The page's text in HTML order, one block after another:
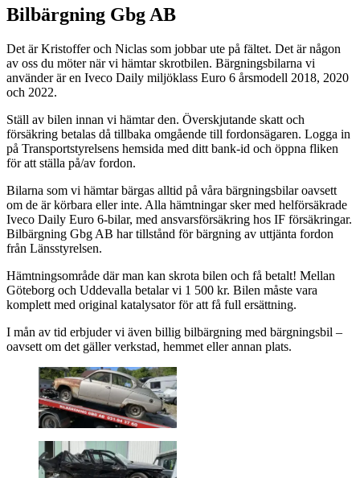
Bilbärgning Gbg AB
Det är Kristoffer och Niclas som jobbar ute på fältet. Det är någon
av oss du möter när vi hämtar skrotbilen. Bärgningsbilarna vi
använder är en Iveco Daily miljöklass Euro 6 årsmodell 2018, 2020
och 2022.
Ställ av bilen innan vi hämtar den. Överskjutande skatt och
försäkring betalas då tillbaka omgående till fordonsägaren. Logga in
på Transportstyrelsens hemsida med ditt bank-id och öppna fliken
för att ställa på/av fordon.
Bilarna som vi hämtar bärgas alltid på våra bärgningsbilar oavsett
om de är körbara eller inte. Alla hämtningar sker med helförsäkrade
Iveco Daily Euro 6-bilar, med ansvarsförsäkring hos IF försäkringar.
Bilbärgning Gbg AB har tillstånd för bärgning av uttjänta fordon
från Länsstyrelsen.
Hämtningsområde där man kan skrota bilen och få betalt! Mellan
Göteborg och Uddevalla betalar vi 1 500 kr. Bilen måste vara
komplett med original katalysator för att få full ersättning.
I mån av tid erbjuder vi även billig bilbärgning med bärgningsbil –
oavsett om det gäller verkstad, hemmet eller annan plats.